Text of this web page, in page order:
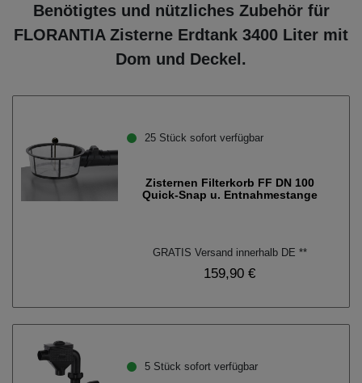
Benötigtes und nützliches Zubehör für
FLORANTIA Zisterne Erdtank 3400 Liter mit
Dom und Deckel.
25 Stück sofort verfügbar
Zisternen Filterkorb FF DN 100
Quick-Snap u. Entnahmestange
GRATIS Versand innerhalb DE **
159,90 €
5 Stück sofort verfügbar